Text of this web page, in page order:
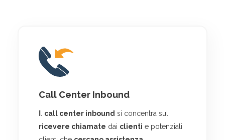
Call Center Inbound
Il call center inbound si concentra sul
ricevere chiamate dai clienti e potenziali